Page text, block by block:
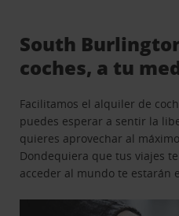
South
coches, a tu
Facilitamos el alquiler de
puedes esperar a sentir la
quieres aprovechar al
Dondequiera que tus viajes
acceder al mundo te estarán